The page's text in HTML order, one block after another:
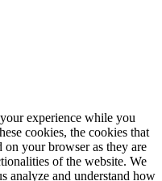
experience while you
cookies, the cookies that
on your browser as they are
of the website. We
analyze and understand how